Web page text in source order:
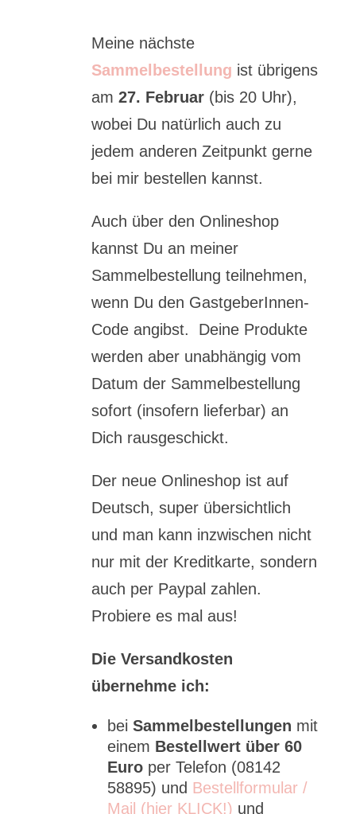
Meine nächste
Sammelbestellung ist übrigens
am 27. Februar (bis 20 Uhr),
wobei Du natürlich auch zu
jedem anderen Zeitpunkt gerne
bei mir bestellen kannst.
Auch über den Onlineshop
kannst Du an meiner
Sammelbestellung teilnehmen,
wenn Du den GastgeberInnen-
Code angibst. Deine Produkte
werden aber unabhängig vom
Datum der Sammelbestellung
sofort (insofern lieferbar) an
Dich rausgeschickt.
Der neue Onlineshop ist auf
Deutsch, super übersichtlich
und man kann inzwischen nicht
nur mit der Kreditkarte, sondern
auch per Paypal zahlen.
Probiere es mal aus!
Die Versandkosten
übernehme ich:
bei Sammelbestellungen mit
einem Bestellwert über 60
Euro per Telefon (08142
58895) und Bestellformular /
Mail (hier KLICK!) und